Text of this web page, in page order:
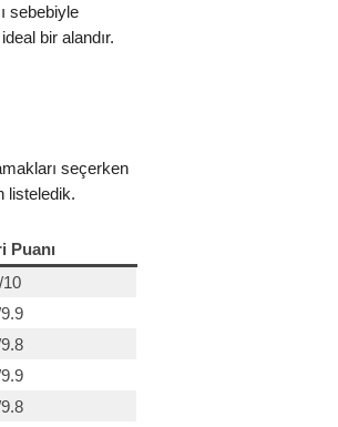
sebebiyle
bir alandır.
seçerken
listeledik.
Puanı
10